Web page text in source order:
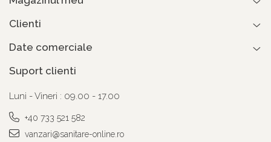
Clienti
Date comerciale
Suport clienti
Luni - Vineri : 09.00 - 17.00
+40 733 521 582
vanzari@sanitare-online.ro